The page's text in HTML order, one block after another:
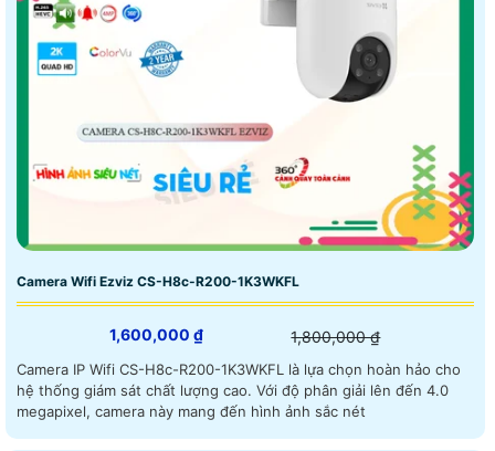
Camera Wifi Ezviz CS-H8c-R200-1K3WKFL
1,600,000 ₫ 1,800,000 ₫
Camera IP Wifi CS-H8c-R200-1K3WKFL là lựa chọn hoàn hảo cho
hệ thống giám sát chất lượng cao. Với độ phân giải lên đến 4.0
megapixel, camera này mang đến hình ảnh sắc nét